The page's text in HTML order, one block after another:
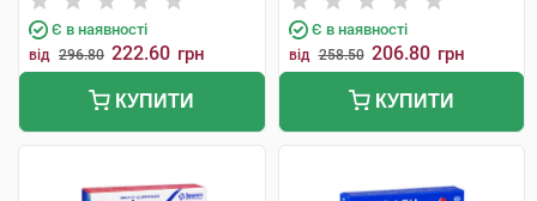
Є в наявності
від 296.80 222.60 грн
КУПИТИ
Є в наявності
від 258.50 206.80 грн
КУПИТИ